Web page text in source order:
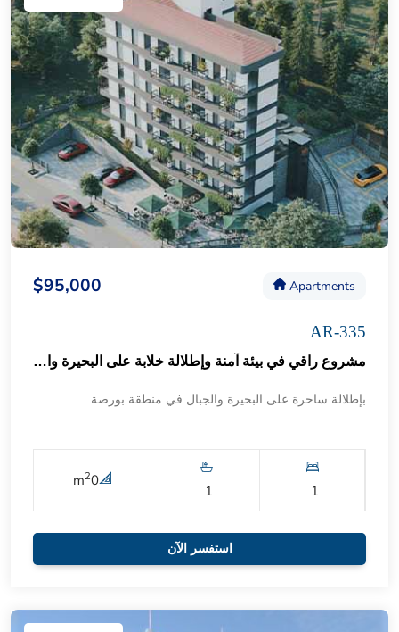
Apartments
$95,000
AR-335
مشروع راقي في بيئة آمنة وإطلالة خلابة على البحيرة والمناظر الطبيعية 67
بإطلالة ساحرة على البحيرة والجبال في منطقة بورصة
1
1
0
m2
استفسر الآن